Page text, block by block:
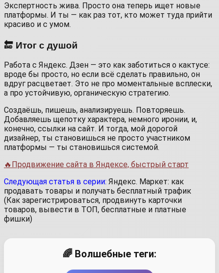
Экспертность жива. Просто она теперь ищет новые
платформы. И ты — как раз тот, кто может туда прийти
красиво и с умом.
🔚 Итог с душой
Работа с Яндекс. Дзен — это как заботиться о кактусе:
вроде бы просто, но если всё сделать правильно, он
вдруг расцветает. Это не про моментальные всплески,
а про устойчивую, органическую стратегию.
Создаёшь, пишешь, анализируешь. Повторяешь.
Добавляешь щепотку характера, немного иронии, и,
конечно, ссылки на сайт. И тогда, мой дорогой
дизайнер, ты становишься не просто участником
платформы — ты становишься системой.
🔥Продвижение сайта в Яндексе, быстрый старт
Следующая статья в серии: Яндекс. Маркет: как
продавать товары и получать бесплатный трафик
(Как зарегистрироваться, продвинуть карточки
товаров, вывести в ТОП, бесплатные и платные
фишки)
🌈 Волшебные теги: